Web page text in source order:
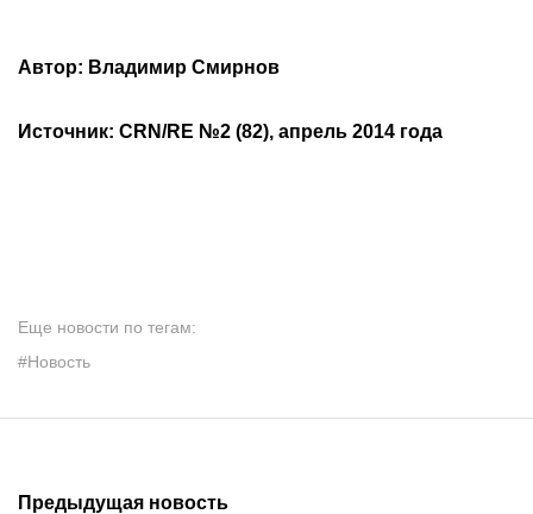
Автор: Владимир Смирнов
Источник: CRN/RE №2 (82), апрель 2014 года
Еще новости по тегам:
#Новость
Предыдущая новость